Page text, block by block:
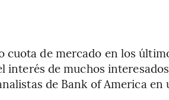
cuota de mercado en los
interés de muchos
de Bank of America en